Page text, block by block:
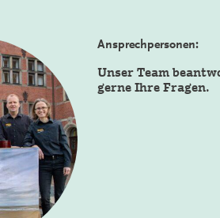
Ansprechpersonen:
Unser Team
gerne Ihre Fragen.